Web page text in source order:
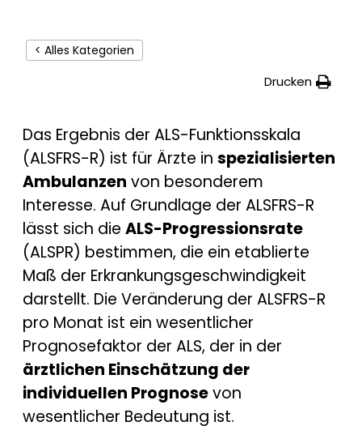
< Alles Kategorien
Drucken
Das Ergebnis der ALS-Funktionsskala
(ALSFRS-R) ist für Ärzte in spezialisierten
Ambulanzen von besonderem
Interesse. Auf Grundlage der ALSFRS-R
lässt sich die ALS-Progressionsrate
(ALSPR) bestimmen, die ein etablierte
Maß der Erkrankungsgeschwindigkeit
darstellt. Die Veränderung der ALSFRS-R
pro Monat ist ein wesentlicher
Prognosefaktor der ALS, der in der
ärztlichen Einschätzung der
individuellen Prognosevon
wesentlicher Bedeutung ist.